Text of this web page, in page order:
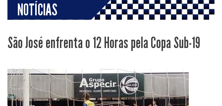
NOTÍCIAS
São José enfrenta o 12 Horas pela Copa Sub-19